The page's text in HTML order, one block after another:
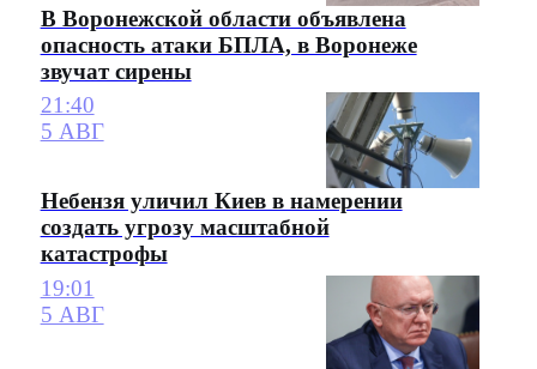
В Воронежской области объявлена
опасность атаки БПЛА, в Воронеже
звучат сирены
21:40
5 АВГ
Небензя уличил Киев в намерении
создать угрозу масштабной
катастрофы
19:01
5 АВГ